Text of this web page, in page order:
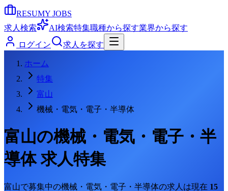
RESUMY JOBS
求人検索
AI検索特集職種から探す業界から探す
ログイン
求人を探す
ホーム
特集
富山
機械・電気・電子・半導体
富山の機械・電気・電子・半
導体求人特集
富山で募集中の機械・電気・電子・半導体の求人は現在 15